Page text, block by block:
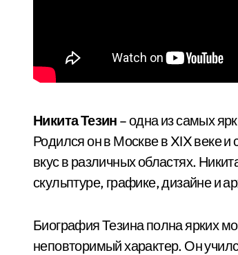
Никита Тезин – одна из самых
Родился он в Москве в XIX веке
вкус в различных областях.
скульптуре, графике, дизайне и
Биография Тезина полна ярких
неповторимый характер. Он